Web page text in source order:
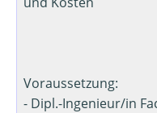
Voraussetzung:
- Dipl.-Ingenieur/in